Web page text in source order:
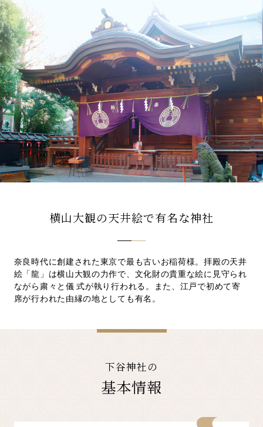
衣裳を探す
和婚コラム
先輩カップル実例
クリップリスト
横山大観の天井絵で有名な神社
奈良時代に創建された東京で最も古いお稲荷様。拝殿の天井
絵「龍」は横山大観の力作で、文化財の貴重な絵に見守られ
ながら粛々と儀 式が執り行われる。また、江戸で初めて寄
席が行われた由縁の地としても有名。
下谷神社の
基本情報